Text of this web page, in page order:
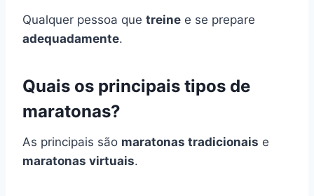
Qualquer pessoa que treine e se prepare
adequadamente.
Quais os principais tipos de
maratonas?
As principais são maratonas tradicionais e
maratonas virtuais.